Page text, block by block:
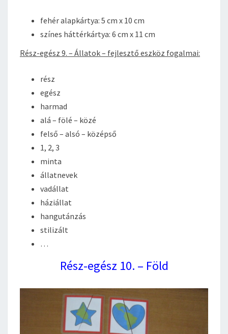
fehér alapkártya: 5 cm x 10 cm
színes háttérkártya: 6 cm x 11 cm
Rész-egész 9. – Állatok – fejlesztő eszköz fogalmai:
rész
egész
harmad
alá – fölé – közé
felső – alsó – középső
1, 2, 3
minta
állatnevek
vadállat
háziállat
hangutánzás
stilizált
…
Rész-egész 10. – Föld